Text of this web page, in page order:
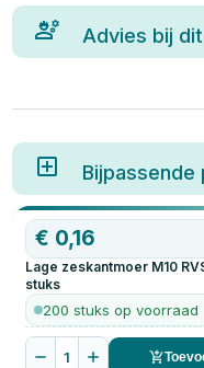
Advies bij
Bijpassende
€ 0,16
Lage zeskantmoer M10
stuks
200 stuks op voorraad
1